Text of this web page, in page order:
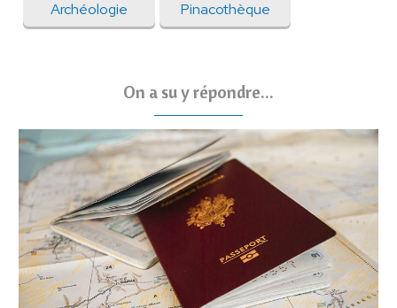
Archéologie Pinacothèque
On a su y répondre...